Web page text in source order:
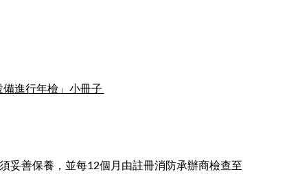
備進行年檢」小冊子
妥善保養，並每12個月由註冊消防承辦商檢查至